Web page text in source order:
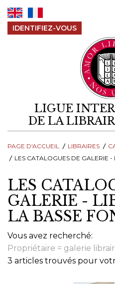
IDENTIFIEZ-VOUS
LIGUE
DE LA
PAGE D'ACCUEIL LIBRAIRES
LES CATALOGUES DE GALERIE - LIBRAIRIE DE LA BASSE
LES
GALERIE -
LA BASSE
Vous avez recherché:
Propriétaire = galerie
3 articles trouvés pour